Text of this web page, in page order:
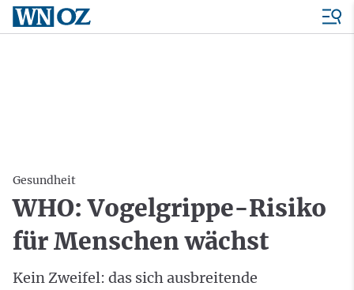
Gesundheit
WHO: Vogelgrippe-Risiko
für Menschen wächst
Kein Zweifel: das sich ausbreitende